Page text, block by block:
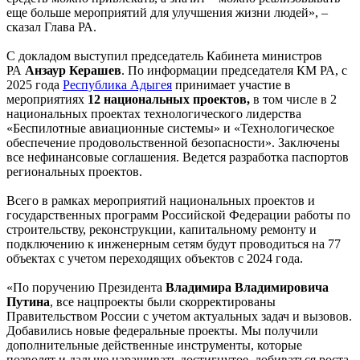
еще больше мероприятий для улучшения жизни людей», –
сказал Глава РА.
С докладом выступил председатель Кабинета министров
РА Анзаур Керашев. По информации председателя КМ РА, с
2025 года Республика Адыгея принимает участие в
мероприятиях 12 национальных проектов, в том числе в 2
национальных проектах технологического лидерства
«Беспилотные авиационные системы» и «Технологическое
обеспечение продовольственной безопасности». Заключены
все нефинансовые соглашения. Ведется разработка паспортов
региональных проектов.
Всего в рамках мероприятий национальных проектов и
государственных программ Российской Федерации работы по
строительству, реконструкции, капитальному ремонту и
подключению к инженерным сетям будут проводиться на 77
объектах с учетом переходящих объектов с 2024 года.
«По поручению Президента Владимира Владимировича
Путина, все нацпроекты были скорректированы
Правительством России с учетом актуальных задач и вызовов.
Добавились новые федеральные проекты. Мы получили
дополнительные действенные инструменты, которые